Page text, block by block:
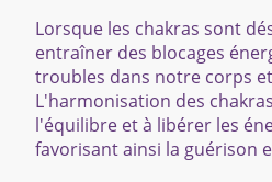
Lorsque les chakras sont
entraîner des blocages
troubles dans notre corps
L'harmonisation des
l'équilibre et à libérer les
favorisant ainsi la guérison